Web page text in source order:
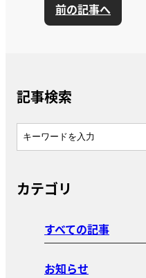
前の記事へ
記事検索
カテゴリ
すべての記事
お知らせ